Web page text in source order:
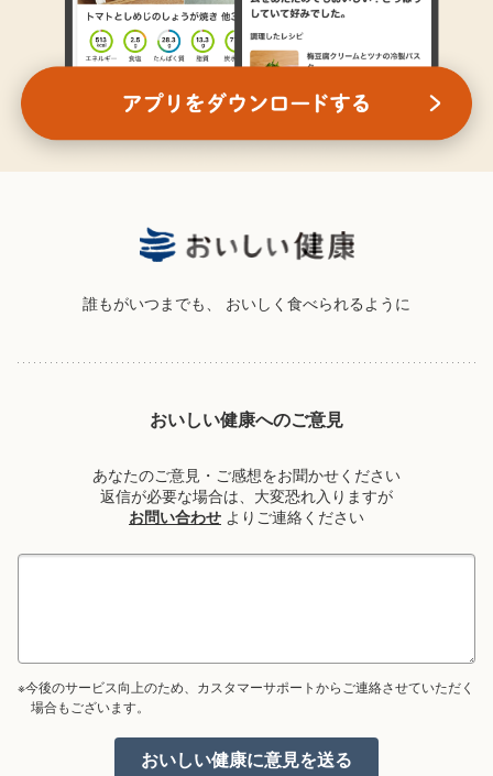
誰もがいつまでも、 おいしく食べられるように
おいしい健康へのご意見
あなたのご意見・ご感想をお聞かせください
返信が必要な場合は、大変恐れ入りますが
お問い合わせ よりご連絡ください
※今後のサービス向上のため、カスタマーサポートからご連絡させていただく
場合もございます。